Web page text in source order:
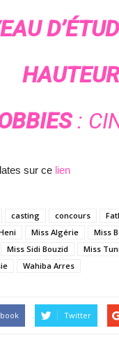
:
sur ce lien
casting concours
Miss Algérie Miss
Miss Sidi Bouzid Miss
Wahiba Arres
Twitter